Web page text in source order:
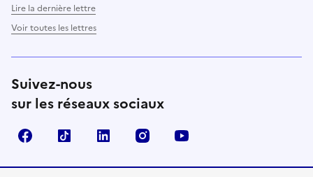
Lire la dernière lettre
Voir toutes les lettres
Suivez-nous
sur les réseaux sociaux
FacebookTikTok LinkedIn Instagram